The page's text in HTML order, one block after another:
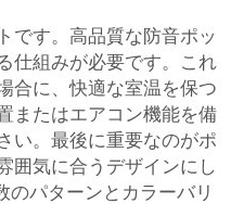
です。高品質な防音ポッ
仕組みが必要です。これ
合に、快適な室温を保つ
またはエアコン機能を備
い。最後に重要なのがポ
囲気に合うデザインにし
のパターンとカラーバリ